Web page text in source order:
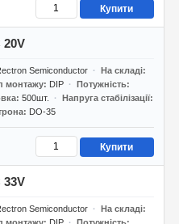
Купити
20V
Semiconductor
На складі
монтажу DIP
Потужність
500шт.
Напруга стабілізації
DO-35
Купити
33V
Semiconductor
На складі